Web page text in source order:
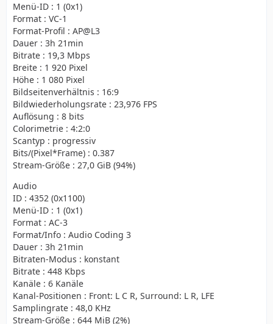
Menü-ID : 1 (0x1)
Format : VC-1
Format-Profil : AP@L3
Dauer : 3h 21min
Bitrate : 19,3 Mbps
Breite : 1 920 Pixel
Höhe : 1 080 Pixel
Bildseitenverhältnis : 16:9
Bildwiederholungsrate : 23,976 FPS
Auflösung : 8 bits
Colorimetrie : 4:2:0
Scantyp : progressiv
Bits/(Pixel*Frame) : 0.387
Stream-Größe : 27,0 GiB (94%)
Audio
ID : 4352 (0x1100)
Menü-ID : 1 (0x1)
Format : AC-3
Format/Info : Audio Coding 3
Dauer : 3h 21min
Bitraten-Modus : konstant
Bitrate : 448 Kbps
Kanäle : 6 Kanäle
Kanal-Positionen : Front: L C R, Surround: L R, LFE
Samplingrate : 48,0 KHz
Stream-Größe : 644 MiB (2%)